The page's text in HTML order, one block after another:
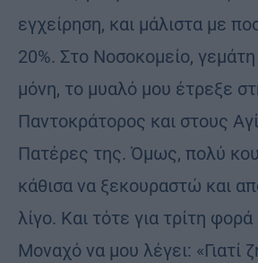
εγχείρηση, και μάλιστα με
20%. Στο Νοσοκομείο,
μόνη, το μυαλό μου έτρεξε
Παντοκράτορος και στους
Πατέρες της. Όμως, πολύ
κάθισα να ξεκουραστώ και
λίγο. Και τότε για τρίτη φορά
Μοναχό να μου λέγει: «Γιατί